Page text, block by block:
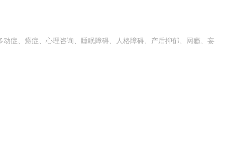
症、癔症、心理咨询、睡眠障碍、人格障碍、产后抑郁、网瘾、妄